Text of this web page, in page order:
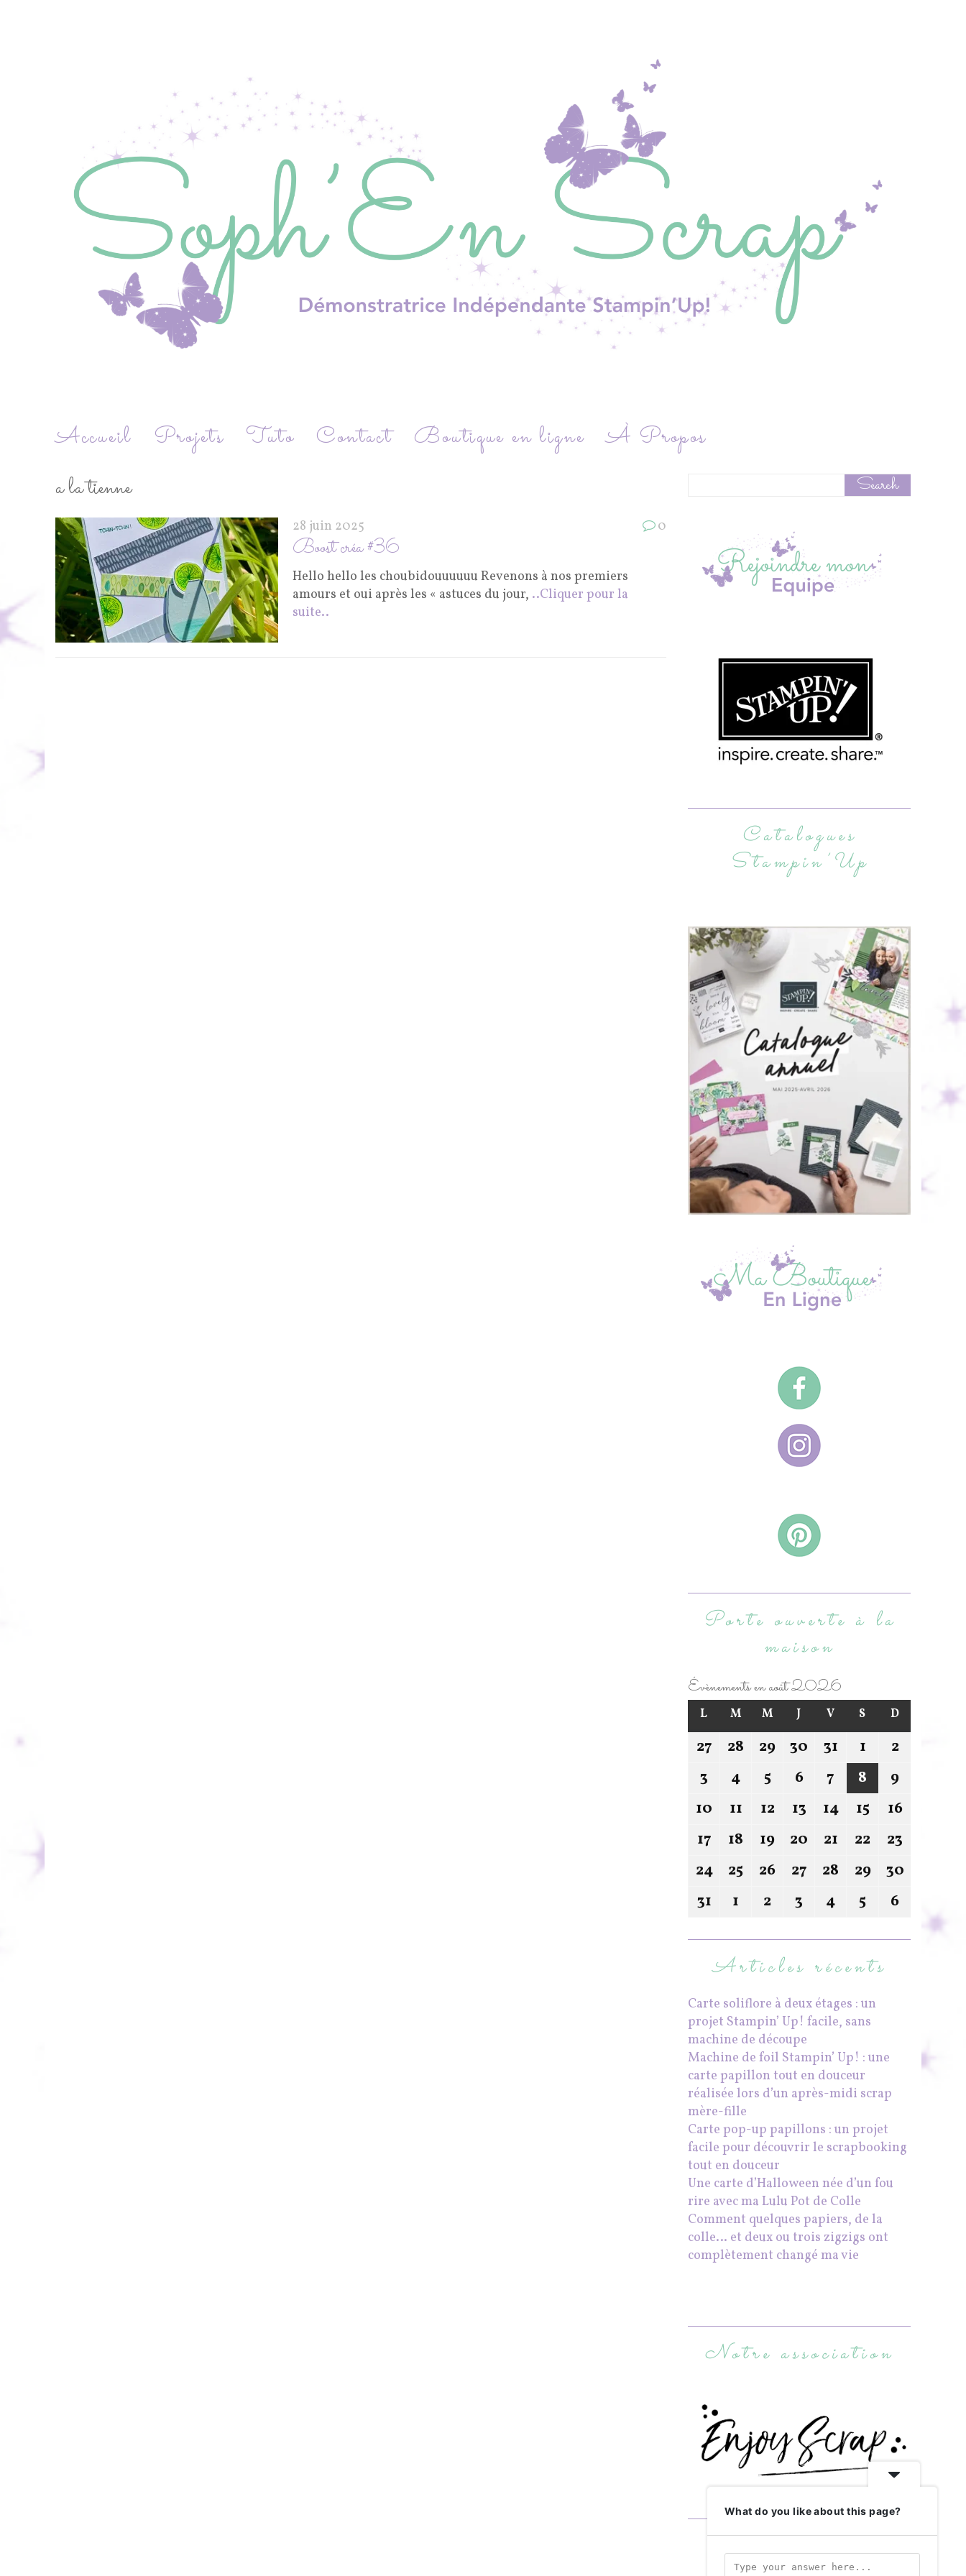
Accueil Projets Tuto Contact Boutique en ligne
À Propos
a la tienne
28 juin 2025 0
Boost créa #36
Hello hello les choubidouuuuuu Revenons à nos premiers
amours et oui après les « astuces du jour, ..Cliquer pour la
suite..
Catalogues
Stampin’Up
Porte ouverte à la
maison
Évènements en août 2026
L M M J V S D
27 28 29 30 31 1
2
3
4 5 6 7 8
9
10
11 12 13 14 15
16
17
18 19 20 21 22
23
24
25 26 27 28 29
30
31
1 2 3 4 5 6
Articles récents
Carte soliflore à deux étages : un
projet Stampin’ Up! facile, sans
machine de découpe
Machine de foil Stampin’ Up! : une
carte papillon tout en douceur
réalisée lors d’un après-midi scrap
mère-fille
Carte pop-up papillons : un projet
facile pour découvrir le scrapbooking
tout en douceur
Une carte d’Halloween née d’un fou
rire avec ma Lulu Pot de Colle
Comment quelques papiers, de la
colle… et deux ou trois zigzigs ont
complètement changé ma vie
Notre association
Abonnez-vous
What do you like about this page?